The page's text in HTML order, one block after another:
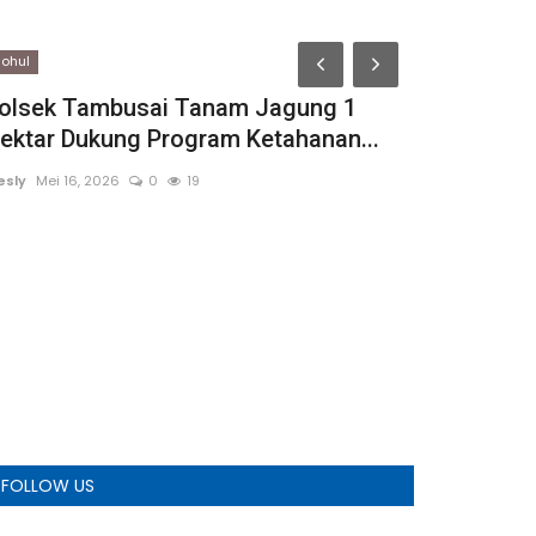
Tambusai Tanam Jagung 1
Dukung Program Ketahanan...
Mei 16, 2026 0 19
FOLLOW US